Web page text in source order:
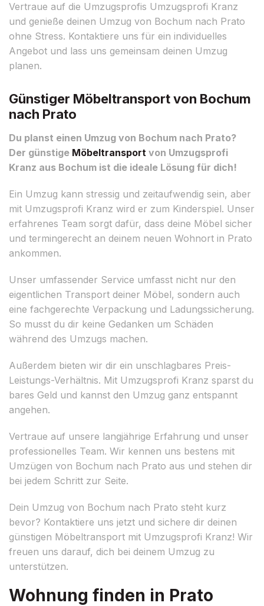
Vertraue auf die Umzugsprofis Umzugsprofi Kranz
und genieße deinen Umzug von Bochum nach Prato
ohne Stress. Kontaktiere uns für ein individuelles
Angebot und lass uns gemeinsam deinen Umzug
planen.
Günstiger Möbeltransport von Bochum
nach Prato
Du planst einen Umzug von Bochum nach Prato?
Der günstige Möbeltransport von Umzugsprofi
Kranz aus Bochum ist die ideale Lösung für dich!
Ein Umzug kann stressig und zeitaufwendig sein, aber
mit Umzugsprofi Kranz wird er zum Kinderspiel. Unser
erfahrenes Team sorgt dafür, dass deine Möbel sicher
und termingerecht an deinem neuen Wohnort in Prato
ankommen.
Unser umfassender Service umfasst nicht nur den
eigentlichen Transport deiner Möbel, sondern auch
eine fachgerechte Verpackung und Ladungssicherung.
So musst du dir keine Gedanken um Schäden
während des Umzugs machen.
Außerdem bieten wir dir ein unschlagbares Preis-
Leistungs-Verhältnis. Mit Umzugsprofi Kranz sparst du
bares Geld und kannst den Umzug ganz entspannt
angehen.
Vertraue auf unsere langjährige Erfahrung und unser
professionelles Team. Wir kennen uns bestens mit
Umzügen von Bochum nach Prato aus und stehen dir
bei jedem Schritt zur Seite.
Dein Umzug von Bochum nach Prato steht kurz
bevor? Kontaktiere uns jetzt und sichere dir deinen
günstigen Möbeltransport mit Umzugsprofi Kranz! Wir
freuen uns darauf, dich bei deinem Umzug zu
unterstützen.
Wohnung finden in Prato